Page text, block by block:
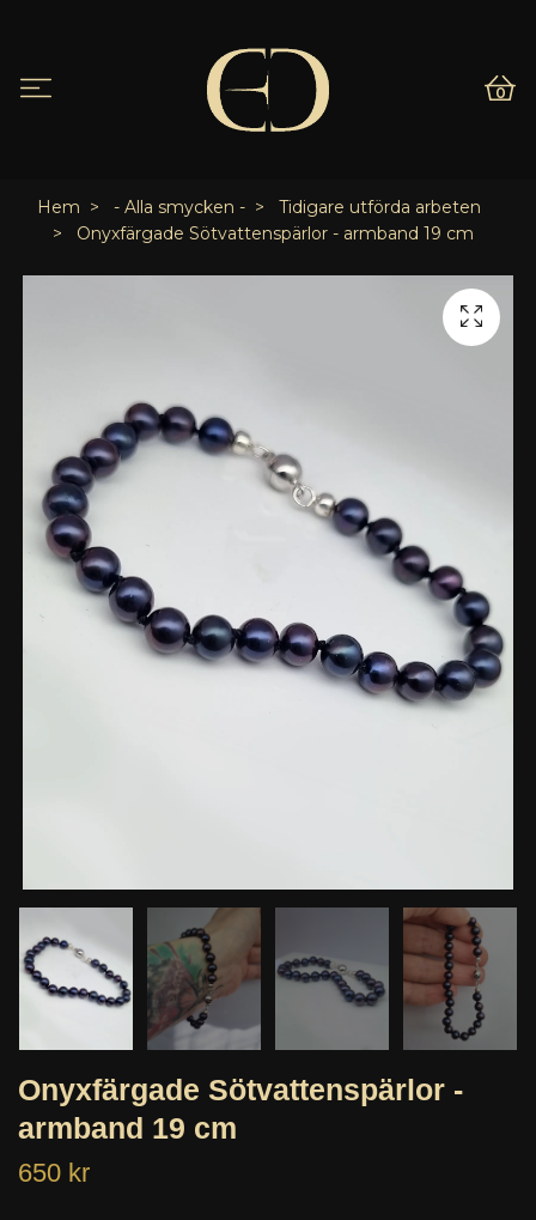
0
Hem - Alla smycken -
Tidigare utförda arbeten
Onyxfärgade Sötvattenspärlor - armband 19 cm
Onyxfärgade Sötvattenspärlor -
armband 19 cm
650 kr